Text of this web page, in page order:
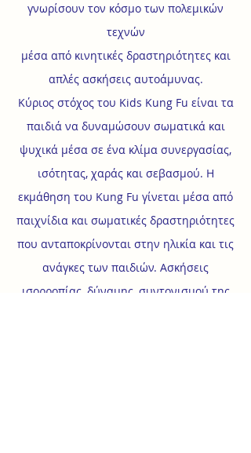
γνωρίσουν τον κόσμο των πολεμικών
τεχνών
μέσα από κινητικές δραστηριότητες και
απλές ασκήσεις αυτοάμυνας.
Κύριoς στόχος του Kids Kung Fu είναι τα
παιδιά να δυναμώσουν σωματικά και
ψυχικά μέσα σε ένα κλίμα συνεργασίας,
ισότητας, χαράς και σεβασμού. Η
εκμάθηση του Kung Fu γίνεται μέσα από
παιχνίδια και σωματικές δραστηριότητες
που ανταποκρίνονται στην ηλικία και τις
ανάγκες των παιδιών. Ασκήσεις
ισορροπίας, δύναμης, συντονισμού της